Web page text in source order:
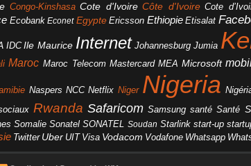
Congo-Kinshasa Cote d'Ivoire Côte d'Ivoire Cote
Ecobank Econet Egypte Ericsson Ethiopie Etisalat
IDC Ile Maurice Internet Johannesburg Jumia
Maroc Maroc Telecom Mastercard MEA Microsoft
Naspers NCC Netflix Niger Nigeria
Rwanda Safaricom Samsung santé Santé
Somalie Sonatel SONATEL Soudan Starlink start-up
Twitter Uber UIT Visa Vodacom Vodafone Whatsapp